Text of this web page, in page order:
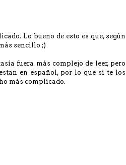
Lo bueno de esto es que, según
sencillo ;)
fuera más complejo de leer, pero
en español, por lo que si te los
más complicado.